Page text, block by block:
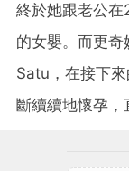
終於她跟老公
的女嬰。而更
Satu，在接下
斷續續地懷孕，